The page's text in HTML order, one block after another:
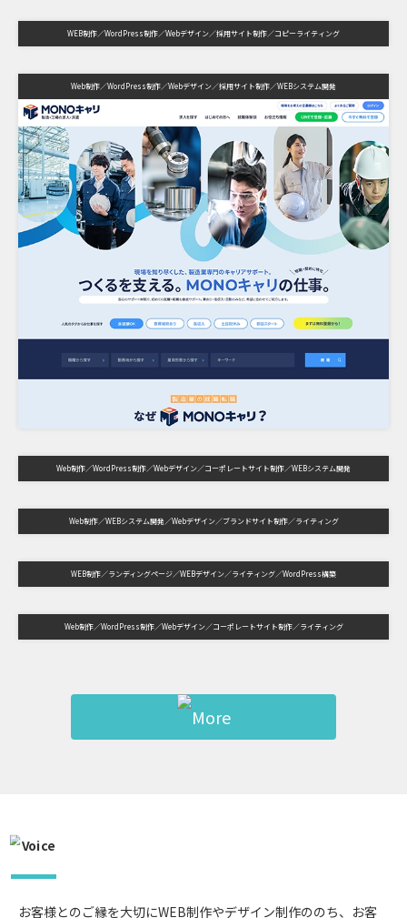
WEB制作 WordPress制作 Webデザイン 採用サイト制作 コピーライティング
Web制作 WordPress制作 Webデザイン 採用サイト制作 WEBシステム開発
Web制作 WordPress制作 Webデザイン コーポレートサイト制作 WEBシステム開発
Web制作 WEBシステム開発 Webデザイン ブランドサイト制作 ライティング
WEB制作 ランディングページ WEBデザイン ライティング WordPress構築
Web制作 WordPress制作 Webデザイン コーポレートサイト制作 ライティング
お客様とのご縁を大切にWEB制作やデザイン制作ののち、お客